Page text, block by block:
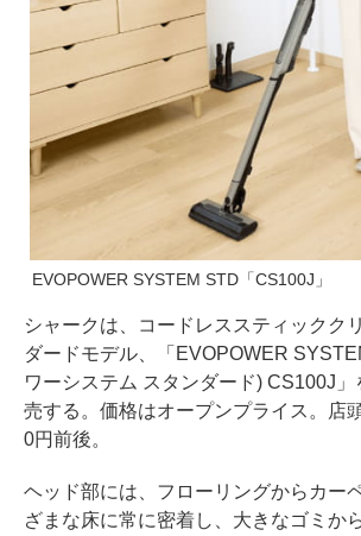
EVOPOWER SYSTEM STD「CS100J」
シャークは、コードレススティックク
ダードモデル、「EVOPOWER
ワーシステム スタンダード) CS100J
売する。価格はオープンプライス。店
0円前後。
ヘッド部には、フローリングからカー
ざまな床に常に密着し、大きなゴミか